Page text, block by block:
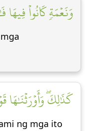
وَنَعۡمَةٖ كَانُواْ فِيهَا
كَذَٰلِكَۖ وَأَوۡرَثۡنَٰهَا
ng mga ito